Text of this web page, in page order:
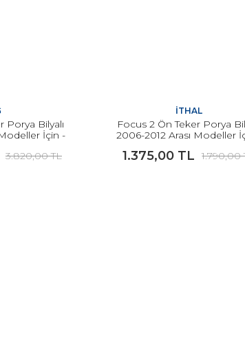
Porya Bilyalı
İçin -
3.820,00 TL
İTHAL
Focus 2 Ön Teker Porya
2006-2012 Arası Modeller
1.375,00 TL 1.790,00